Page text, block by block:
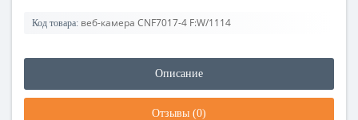
Код товара: веб-камера CNF7017-4 F:W/1114
Описание
Отзывы (0)